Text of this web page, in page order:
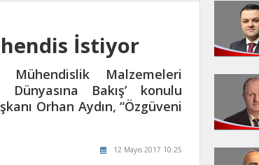
İstiyor
Mühendislik Malzemeleri
Bakış’ konulu
Orhan Aydın, “Özgüveni
12 Mayıs 2017 10:25